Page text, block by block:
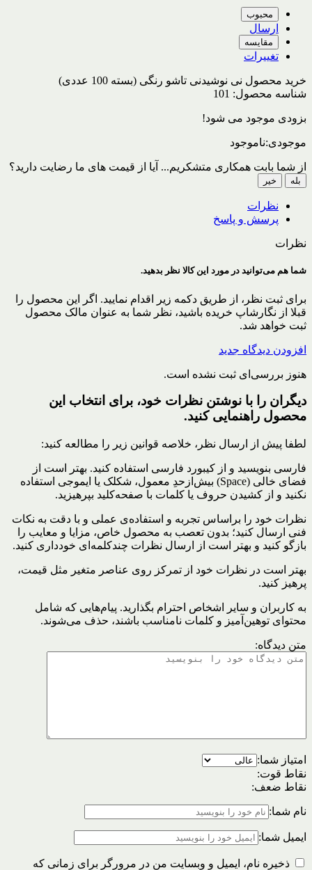
محبوب
ارسال
مقایسه
تغییرات
خرید محصول نی نوشیدنی تاشو رنگی (بسته 100 عددی)
شناسه محصول: 101
بزودی موجود می شود!
موجودی:ناموجود
از شما بابت همکاری متشکریم... آیا از قیمت های ما رضایت دارید؟
بله خیر
نظرات
پرسش و پاسخ
نظرات
شما هم می‌توانید در مورد این کالا نظر بدهید.
برای ثبت نظر، از طریق دکمه زیر اقدام نمایید. اگر این محصول را
قبلا از نگارشاپ خریده باشید، نظر شما به عنوان مالک محصول
ثبت خواهد شد.
افزودن دیدگاه جدید
هنوز بررسی‌ای ثبت نشده است.
دیگران را با نوشتن نظرات خود، برای انتخاب این
محصول راهنمایی کنید.
لطفا پیش از ارسال نظر، خلاصه قوانین زیر را مطالعه کنید:
فارسی بنویسید و از کیبورد فارسی استفاده کنید. بهتر است از
فضای خالی (Space) بیش‌از‌حدِ معمول، شکلک یا ایموجی استفاده
نکنید و از کشیدن حروف یا کلمات با صفحه‌کلید بپرهیزید.
نظرات خود را براساس تجربه و استفاده‌ی عملی و با دقت به نکات
فنی ارسال کنید؛ بدون تعصب به محصول خاص، مزایا و معایب را
بازگو کنید و بهتر است از ارسال نظرات چندکلمه‌‌ای خودداری کنید.
بهتر است در نظرات خود از تمرکز روی عناصر متغیر مثل قیمت،
پرهیز کنید.
به کاربران و سایر اشخاص احترام بگذارید. پیام‌هایی که شامل
محتوای توهین‌آمیز و کلمات نامناسب باشند، حذف می‌شوند.
متن دیدگاه:
امتیاز شما:
نقاط قوت:
نقاط ضعف:
نام شما:
ایمیل شما:
ذخیره نام، ایمیل و وبسایت من در مرورگر برای زمانی که